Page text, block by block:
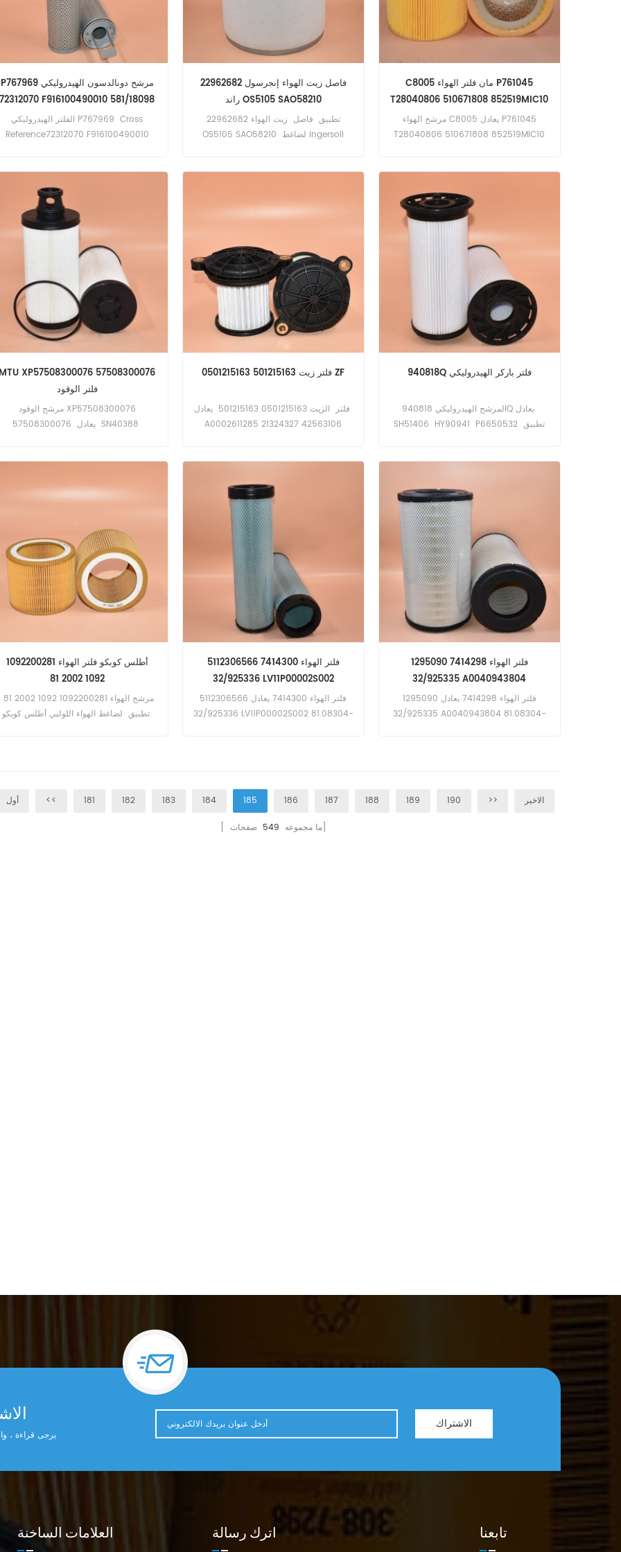
P767969 مرشح دونالدسون الهيدروليكي
72312070 F916100490010 581/18098
HF35483 PT9530
الفلتر الهيدروليكي P767969 Cross
Reference72312070 F916100490010
22962682 فاصل زيت الهواء إنجرسول
راند OS5105 SAO58210
تطبيق فاصل زيت الهواء 22962682
OS5105 SAO58210 لضاغط Ingersoll
C8005 مان فلتر الهواء P761045
T28040806 510671808 852519MIC10
SL8588 مرشح الهواء C8005 يعادل P761045
T28040806 510671808 852519MIC10
إل تي إم 1035، إل تي إم 1040-1، إل تي إم
MTU XP57508300076 57508300076
فلتر الوقود
مرشح الوقود XP57508300076
57508300076 يعادل SN40388
0501215163 501215163 فلتر زيت ZF
فلتر الزيت 0501215163 501215163 يعادل
A0002611285 21324327 42563106
940818Q فلتر باركر الهيدروليكي
المرشح الهيدروليكي 940818Q يعادل
SH51406 HY90941 P6650532 تطبيق
أطلس كوبكو فلتر الهواء 1092200281
1092 2002 81
تطبيق لضاغط الهواء اللولبي أطلس كوبكو.
فلتر الهواء 7414300 5112306566
32/925336 LV11P00002S002
81.08304-0098فلتر الهواء 7414300 يعادل 5112306566
32/925336 LV11P00002S002 81.08304-
فلتر الهواء 7414298 1295090
32/925335 A0040943804
81.08304-0099فلتر الهواء 7414298 يعادل 1295090
32/925335 A0040943804 81.08304-
أول << 181 182 183 184 185 186 187 188 189 190 >> الاخير
[ ما مجموعه 549 صفحات]
يرجى قراءة ،
الاشتراك
العلامات الساخنة اترك رسالة تابعنا